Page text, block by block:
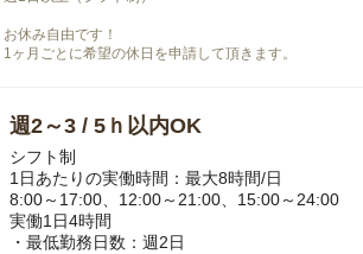
お休み自由です！
1ヶ月ごとに希望の休日を申請して頂きます。
週2～3 / 5ｈ以内OK
シフト制
1日あたりの実働時間：最大8時間/日
8:00～17:00、12:00～21:00、15:00～24:00
実働1日4時間
・最低勤務日数：週2日